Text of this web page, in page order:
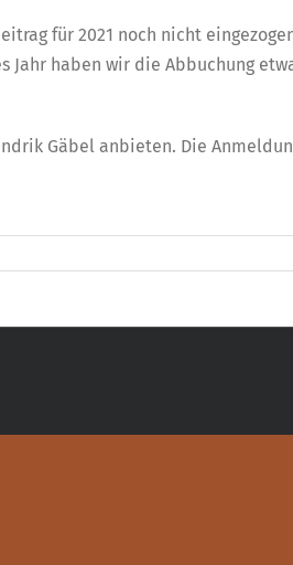
für 2021 noch nicht
haben wir die Abbuchung
Gäbel anbieten. Die